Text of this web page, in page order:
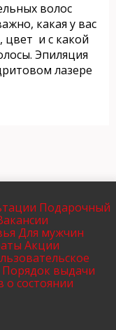
волос
какая у вас
цвет и с какой
Эпиляция
лазере
Подарочный
Для мужчин
Акции
Порядок выдачи
состоянии